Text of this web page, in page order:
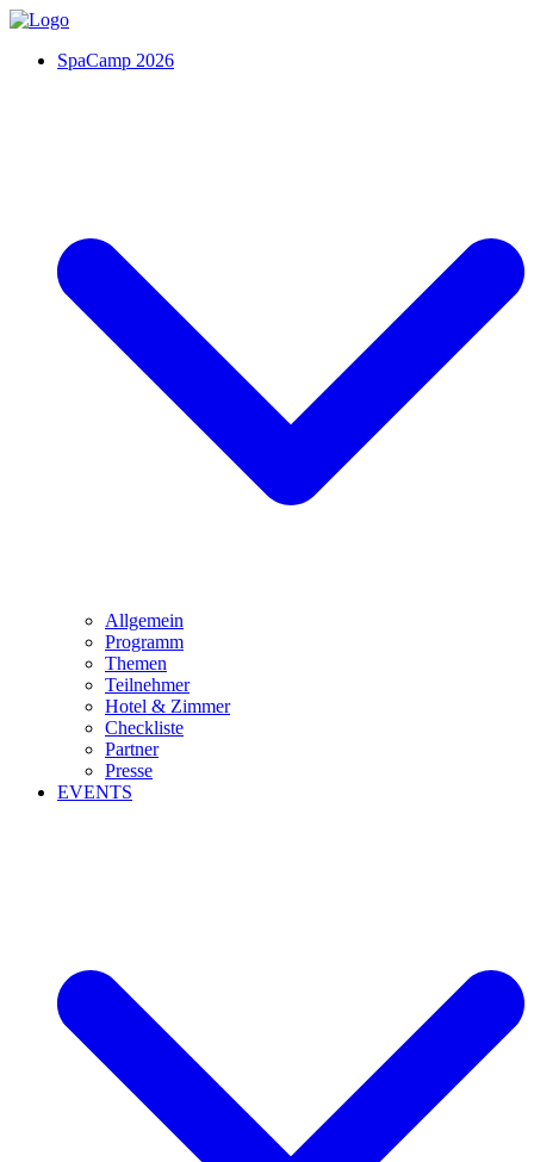
SpaCamp 2026
Allgemein
Programm
Themen
Teilnehmer
Hotel & Zimmer
Checkliste
Partner
Presse
EVENTS